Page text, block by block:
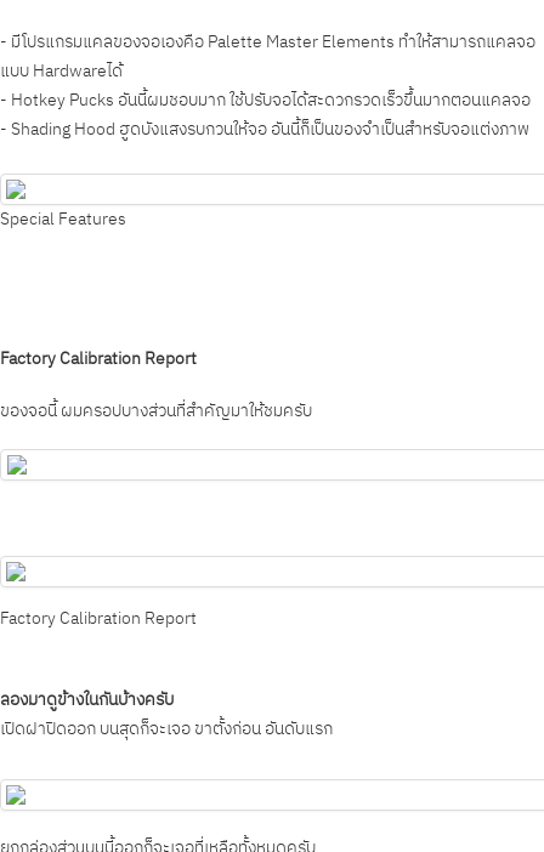
- มีโปรแกรมแคลของจอเองคือ Palette Master Elements ทำให้สามารถแคลจอ
แบบ Hardwareได้
- Hotkey Pucks อันนี้ผมชอบมาก ใช้ปรับจอได้สะดวกรวดเร็วขึ้นมากตอนแคลจอ
- Shading Hood ฮูดบังแสงรบกวนให้จอ อันนี้ก็เป็นของจำเป็นสำหรับจอแต่งภาพ
Special Features
Factory Calibration Report
ของจอนี้ ผมครอปบางส่วนที่สำคัญมาให้ชมครับ
Factory Calibration Report
ลองมาดูข้างในกันบ้างครับ
เปิดฝาปิดออก บนสุดก็จะเจอ ขาตั้งก่อน อันดับแรก